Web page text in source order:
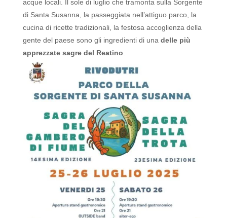
acque locali. Il sole di luglio che tramonta sulla Sorgente
di Santa Susanna, la passeggiata nell’attiguo parco, la
cucina di ricette tradizionali, la festosa accoglienza della
gente del paese sono gli ingredienti di una delle più
apprezzate sagre del Reatino.